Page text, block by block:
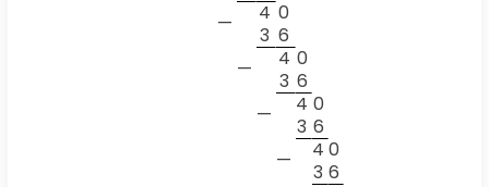
—
4 0
3 6
—
4 0
3 6
—
4 0
3 6
—
4 0
3 6